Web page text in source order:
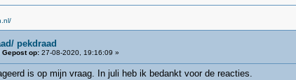
pekdraad
Gepost op: 27-08-2020, 19:16:09 »
is op mijn vraag. In juli heb ik bedankt voor de reacties.